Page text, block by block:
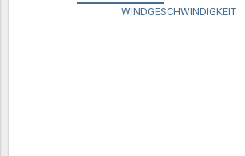
WINDGESCHWINDIGKEIT